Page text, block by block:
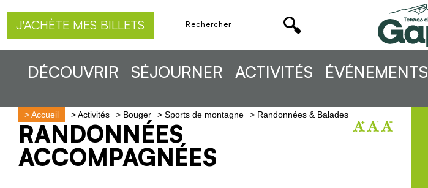
J'ACHÈTE MES BILLETS
DÉCOUVRIR SÉJOURNER ACTIVITÉS ÉVÉNEMENTS
>Accueil >Activités > Bouger > Sports de montagne > Randonnées & Balades
RANDONNÉES
ACCOMPAGNÉES